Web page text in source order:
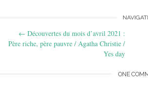
navigation
← Découvertes du mois d’avril 2021 :
Père riche, père pauvre / Agatha Christie /
Yes day
ONE